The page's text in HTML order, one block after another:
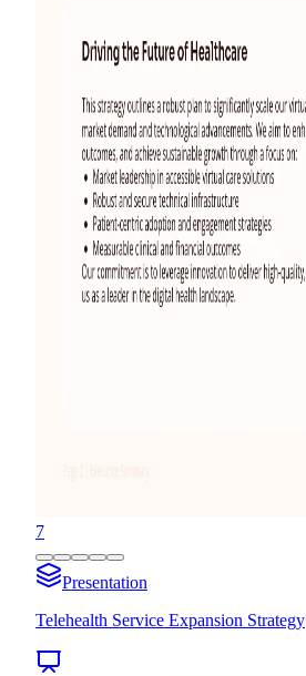
7
Presentation
Telehealth Service Expansion Strategy